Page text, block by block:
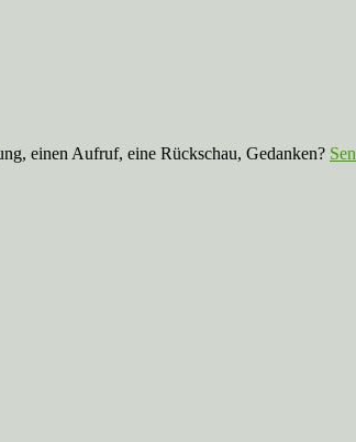
einen Aufruf, eine Rückschau, Gedanken?